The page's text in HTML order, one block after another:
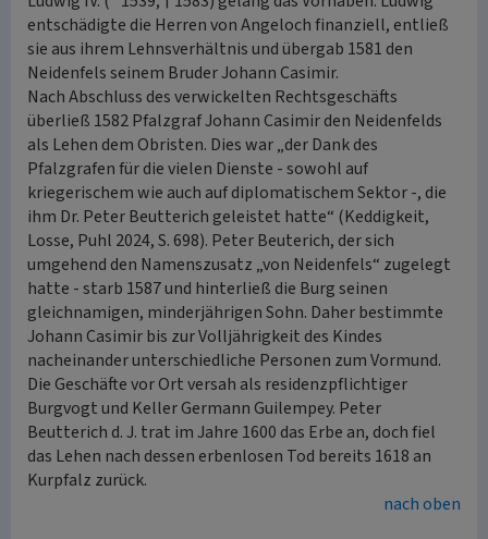
entschädigte die Herren von Angeloch finanziell, entließ
sie aus ihrem Lehnsverhältnis und übergab 1581 den
Neidenfels seinem Bruder Johann Casimir.
Nach Abschluss des verwickelten Rechtsgeschäfts
überließ 1582 Pfalzgraf Johann Casimir den Neidenfelds
als Lehen dem Obristen. Dies war „der Dank des
Pfalzgrafen für die vielen Dienste - sowohl auf
kriegerischem wie auch auf diplomatischem Sektor -, die
ihm Dr. Peter Beutterich geleistet hatte“ (Keddigkeit,
Losse, Puhl 2024, S. 698). Peter Beuterich, der sich
umgehend den Namenszusatz „von Neidenfels“ zugelegt
hatte - starb 1587 und hinterließ die Burg seinen
gleichnamigen, minderjährigen Sohn. Daher bestimmte
Johann Casimir bis zur Volljährigkeit des Kindes
nacheinander unterschiedliche Personen zum Vormund.
Die Geschäfte vor Ort versah als residenzpflichtiger
Burgvogt und Keller Germann Guilempey. Peter
Beutterich d. J. trat im Jahre 1600 das Erbe an, doch fiel
das Lehen nach dessen erbenlosen Tod bereits 1618 an
Kurpfalz zurück.
nach oben